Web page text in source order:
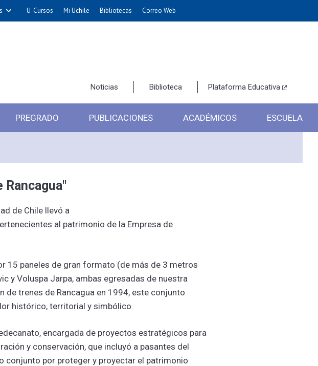
U-Cursos Mi Uchile Bibliotecas Correo Web
Noticias Biblioteca Plataforma Educativa
PREGRADO PUBLICACIONES ACADÉMICOS ESCUELA
de Chile llevó a
al patrimonio de la Empresa de
15 paneles de gran formato (de más de 3 metros
y Voluspa Jarpa, ambas egresadas de nuestra
de trenes de Rancagua en 1994, este conjunto
histórico, territorial y simbólico.
encargada de proyectos estratégicos para
y conservación, que incluyó a pasantes del
conjunto por proteger y proyectar el patrimonio